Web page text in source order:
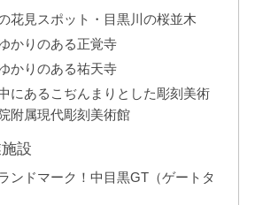
花見スポット・目黒川の桜並木
かりのある正覚寺
かりのある祐天寺
にあるこぢんまりとした彫刻美術
附属現代彫刻美術館
設
ンドマーク！中目黒GT（ゲートタ